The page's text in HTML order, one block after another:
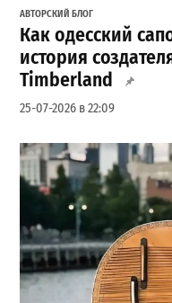
АВТОРСКИЙ БЛОГ
Как одесский
история
Timberland
25-07-2026 в 22:09